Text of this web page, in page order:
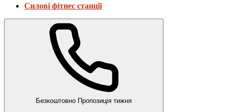
Силові фітнес станції
Безкоштовно Пропозиція тижня